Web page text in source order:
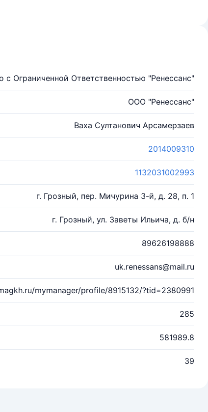
с Ограниченной Ответственностью "Ренессанс"
ООО "Ренессанс"
Ваха Султанович Арсамерзаев
2014009310
1132031002993
г. Грозный, пер. Мичурина 3-й, д. 28, п. 1
г. Грозный, ул. Заветы Ильича, д. б/н
89626198888
uk.renessans@mail.ru
mymanager/profile/8915132/?tid=2380991
285
581989.8
39